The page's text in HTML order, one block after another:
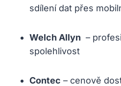
sdílení dat přes
Welch Allyn
–
spolehlivost
Contec – cenově